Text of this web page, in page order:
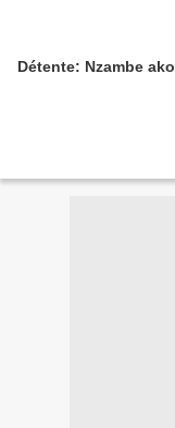
Détente: Nzambe